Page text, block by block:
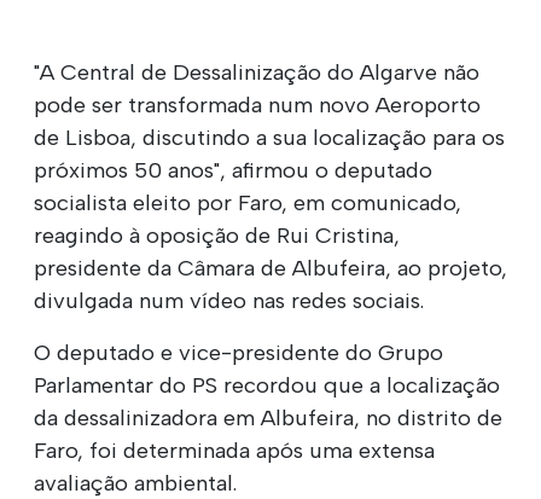
"A Central de Dessalinização do Algarve não
pode ser transformada num novo Aeroporto
de Lisboa, discutindo a sua localização para os
próximos 50 anos", afirmou o deputado
socialista eleito por Faro, em comunicado,
reagindo à oposição de Rui Cristina,
presidente da Câmara de Albufeira, ao projeto,
divulgada num vídeo nas redes sociais.
O deputado e vice-presidente do Grupo
Parlamentar do PS recordou que a localização
da dessalinizadora em Albufeira, no distrito de
Faro, foi determinada após uma extensa
avaliação ambiental.